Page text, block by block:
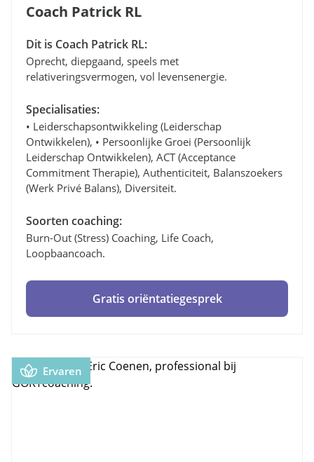
Coach Patrick RL
Dit is Coach Patrick RL:
Oprecht, diepgaand, speels met
relativeringsvermogen, vol levensenergie.
Specialisaties:
• Leiderschapsontwikkeling (leiderschap
Ontwikkelen), • Persoonlijke Groei (persoonlijk
Leiderschap Ontwikkelen), ACT (Acceptance
Commitment Therapie), Authenticiteit, Balanszoekers
(werk Privé Balans), Diversiteit.
Soorten coaching:
Burn-Out (stress) Coaching, Life Coach,
Loopbaancoach.
Gratis oriëntatiegesprek
Ervaren